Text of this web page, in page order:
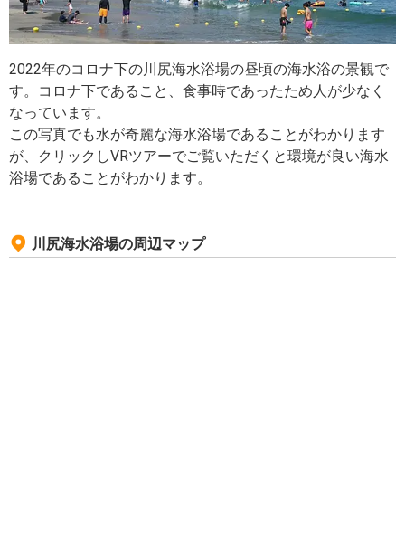
2022年のコロナ下の川尻海水浴場の昼頃の海水浴の景観で
す。コロナ下であること、食事時であったため人が少なく
なっています。
この写真でも水が奇麗な海水浴場であることがわかります
が、クリックしVRツアーでご覧いただくと環境が良い海水
浴場であることがわかります。
川尻海水浴場の周辺マップ